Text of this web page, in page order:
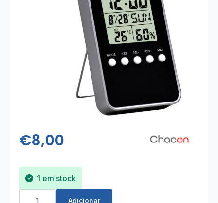
€8,00
1 em stock
Quantidade
Adicionar